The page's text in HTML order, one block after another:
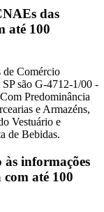
das
até 100
de Comércio
são G-4712-1/00 -
Predominância
e Armazéns,
Vestuário e
de Bebidas.
às informações
com até 100